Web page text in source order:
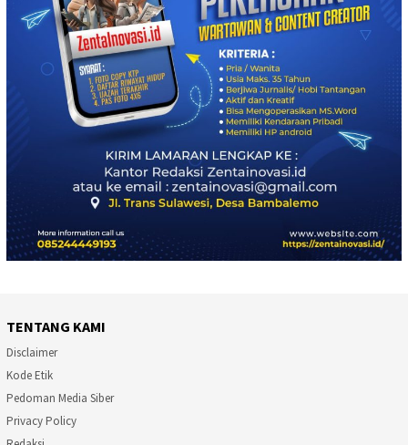
TENTANG KAMI
Disclaimer
Kode Etik
Pedoman Media Siber
Privacy Policy